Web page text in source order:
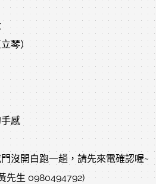
琴）
感
沒開白跑一趟，請先來電確認喔~
先生 0980494792)